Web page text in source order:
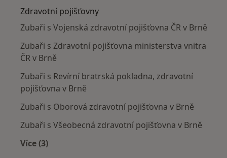
Zdravotní pojišťovny
Zubaři s Vojenská zdravotní pojišťovna ČR v Brně
Zubaři s Zdravotní pojišťovna ministerstva vnitra
ČR v Brně
Zubaři s Revírní bratrská pokladna, zdravotní
pojišťovna v Brně
Zubaři s Oborová zdravotní pojišťovna v Brně
Zubaři s Všeobecná zdravotní pojišťovna v Brně
Více (3)